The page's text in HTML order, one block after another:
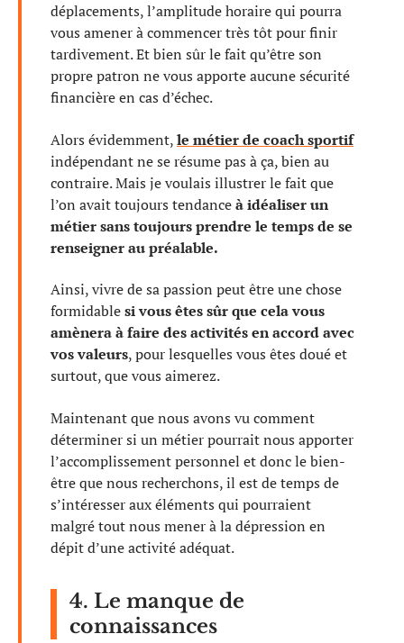
déplacements, l’amplitude horaire qui pourra
vous amener à commencer très tôt pour finir
tardivement. Et bien sûr le fait qu’être son
propre patron ne vous apporte aucune sécurité
financière en cas d’échec.
Alors évidemment,le métier de coach sportif
indépendant ne se résume pas à ça, bien au
contraire. Mais je voulais illustrer le fait que
l’on avait toujours tendanceà idéaliser un
métier sans toujours prendre le temps de se
renseigner au préalable.
Ainsi, vivre de sa passion peut être une chose
formidablesi vous êtes sûr que cela vous
amènera à faire des activités en accord avec
vos valeurs, pour lesquelles vous êtes doué et
surtout, que vous aimerez.
Maintenant que nous avons vu comment
déterminer si un métier pourrait nous apporter
l’accomplissement personnel et donc le bien-
être que nous recherchons, il est de temps de
s’intéresser aux éléments qui pourraient
malgré tout nous mener à la dépression en
dépit d’une activité adéquat.
4. Le manque de
connaissances